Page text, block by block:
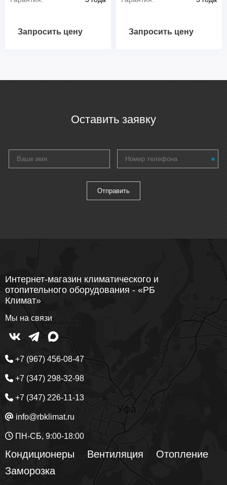
Запросить цену Запросить цену
Оставить заявку
Интернет-магазин климатического и
отопительного оборудования - «РБ
Климат»
Мы на связи
+7 (967) 456-08-47
+7 (347) 298-32-98
+7 (347) 226-11-13
info@rbklimat.ru
ПН-СБ, 9:00-18:00
Кондиционеры Вентиляция
Отопление
Заморозка